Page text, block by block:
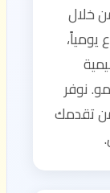
خلال
يومياً،
نوفر
تقدمك